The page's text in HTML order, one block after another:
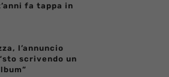
fa tappa in
l’annuncio
scrivendo un